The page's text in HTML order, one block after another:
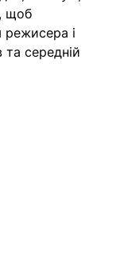
щоб
режисера і
та середній